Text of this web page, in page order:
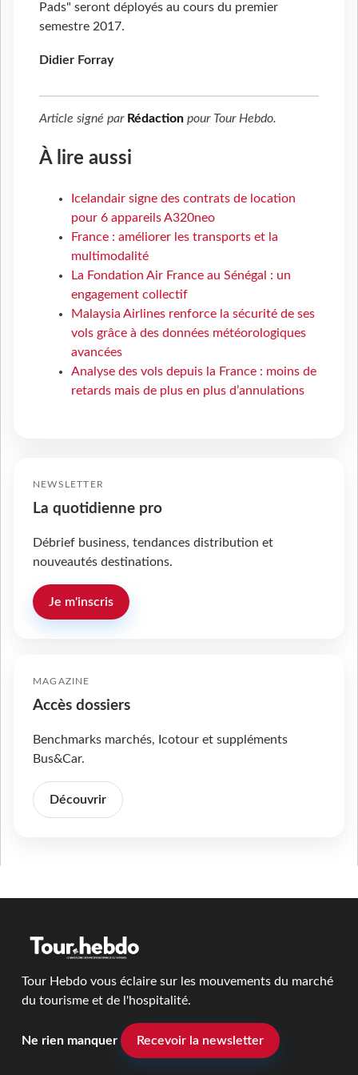
Pads" seront déployés au cours du premier
semestre 2017.
Didier Forray
Article signé par Rédaction pour Tour Hebdo.
À lire aussi
Icelandair signe des contrats de location
pour 6 appareils A320neo
France : améliorer les transports et la
multimodalité
La Fondation Air France au Sénégal : un
engagement collectif
Malaysia Airlines renforce la sécurité de ses
vols grâce à des données météorologiques
avancées
Analyse des vols depuis la France : moins de
retards mais de plus en plus d’annulations
NEWSLETTER
La quotidienne pro
Débrief business, tendances distribution et
nouveautés destinations.
Je m'inscris
MAGAZINE
Accès dossiers
Benchmarks marchés, Icotour et suppléments
Bus&Car.
Découvrir
Tour Hebdo vous éclaire sur les mouvements du marché
du tourisme et de l'hospitalité.
Ne rien manquer Recevoir la newsletter